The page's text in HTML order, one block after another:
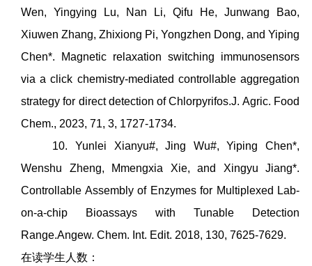
Wen, Yingying Lu, Nan Li, Qifu He, Junwang Bao,
Xiuwen Zhang, Zhixiong Pi, Yongzhen Dong, and Yiping
Chen*. Magnetic relaxation switching immunosensors
via a click chemistry-mediated controllable aggregation
strategy for direct detection of Chlorpyrifos.J. Agric. Food
Chem., 2023, 71, 3, 1727-1734.
10. Yunlei Xianyu#, Jing Wu#, Yiping Chen*,
Wenshu Zheng, Mmengxia Xie, and Xingyu Jiang*.
Controllable Assembly of Enzymes for Multiplexed Lab-
on-a-chip Bioassays with Tunable Detection
Range.Angew. Chem. Int. Edit. 2018, 130, 7625-7629.
在读学生人数：